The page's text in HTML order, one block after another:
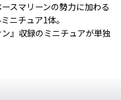
スマリーンの勢力に加わる
ニチュア1体。
』収録のミニチュアが単独